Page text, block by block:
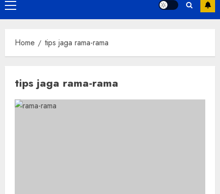
Primary
Menu
Home tips jaga rama-rama
tips jaga rama-rama